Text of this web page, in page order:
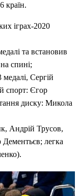
країн.
іграх-2020
та встановив
спині;
Сергій
спорт: Єгор
диску: Микола
Андрій Трусов,
легка